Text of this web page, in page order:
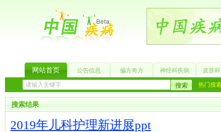
网站首页 公告信息 偏方奇方 神经科疾病 皮肤
热门搜
搜索结果
2019年儿科护理新进展ppt